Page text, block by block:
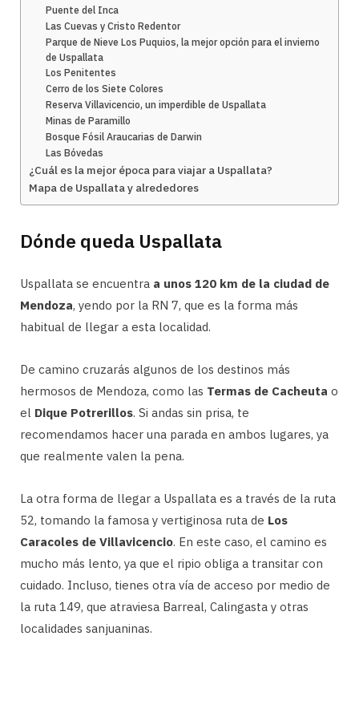
Puente del Inca
Las Cuevas y Cristo Redentor
Parque de Nieve Los Puquios, la mejor opción para el invierno
de Uspallata
Los Penitentes
Cerro de los Siete Colores
Reserva Villavicencio, un imperdible de Uspallata
Minas de Paramillo
Bosque Fósil Araucarias de Darwin
Las Bóvedas
¿Cuál es la mejor época para viajar a Uspallata?
Mapa de Uspallata y alrededores
Dónde queda Uspallata
Uspallata se encuentra a unos 120 km de la ciudad de
Mendoza, yendo por la RN 7, que es la forma más
habitual de llegar a esta localidad.
De camino cruzarás algunos de los destinos más
hermosos de Mendoza, como las Termas de Cacheuta o
el Dique Potrerillos. Si andas sin prisa, te
recomendamos hacer una parada en ambos lugares, ya
que realmente valen la pena.
La otra forma de llegar a Uspallata es a través de la ruta
52, tomando la famosa y vertiginosa ruta de Los
Caracoles de Villavicencio. En este caso, el camino es
mucho más lento, ya que el ripio obliga a transitar con
cuidado. Incluso, tienes otra vía de acceso por medio de
la ruta 149, que atraviesa Barreal, Calingasta y otras
localidades sanjuaninas.